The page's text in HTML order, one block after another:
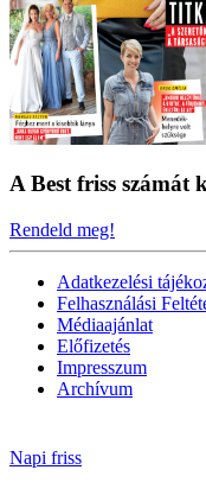
A Best friss számát
Rendeld meg!
Adatkezelési
Felhasználási
Médiaajánlat
Előfizetés
Impresszum
Archívum
Napi friss